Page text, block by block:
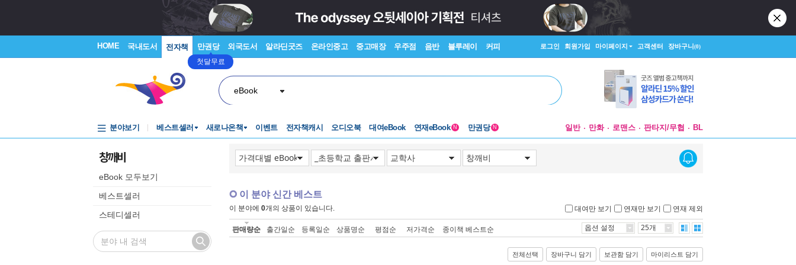
HOME 국내도서 전자책 만권당
첫달무료
외국도서 알라딘굿즈 온라인중고 중고매장 우주점 음반 블루레이 커피 로그인 회원가입 마이페이지 고객센터 장바구니(0)
eBook
분야보기 베스트셀러 새로나온책 이벤트 전자책캐시 오디오북 대여eBook 연재eBook N 만권당 N 일반 만화 로맨스 판타지/무협 BL
창깨비
eBook 모두보기
베스트셀러
스테디셀러
이 분야 신간 베스트
이 분야에 0개의 상품이 있습니다. 대여만 보기 연재만 보기 연재 제외
판매량순 출간일순 등록일순 상품명순 평점순 저가격순 종이책 베스트순 옵션 설정 25개
전체선택 장바구니 담기 보관함 담기 마이리스트 담기